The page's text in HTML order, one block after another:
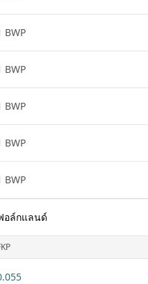
BWP
BWP
BWP
BWP
BWP
อล์กแลนด์